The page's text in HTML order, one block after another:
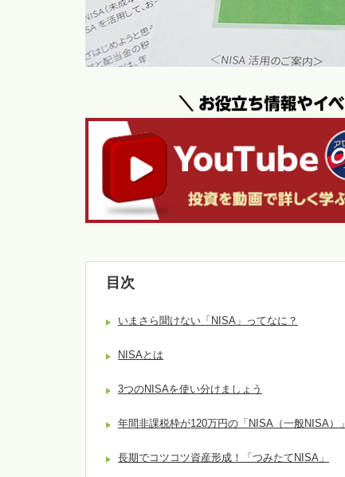
目次
いまさら聞けない「NISA」ってなに？
NISAとは
3つのNISAを使い分けましょう
年間非課税枠が120万円の「NISA（一般NISA）」
長期でコツコツ資産形成！「つみたてNISA」